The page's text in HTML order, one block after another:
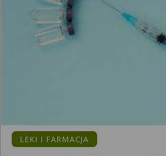
KATEGORIA:
LEKI I FARMACJA